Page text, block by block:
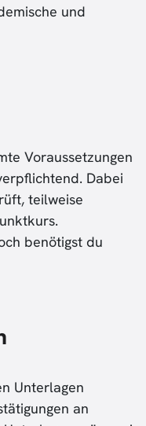
und
Voraussetzungen
Dabei
teilweise
benötigst du
Unterlagen
an